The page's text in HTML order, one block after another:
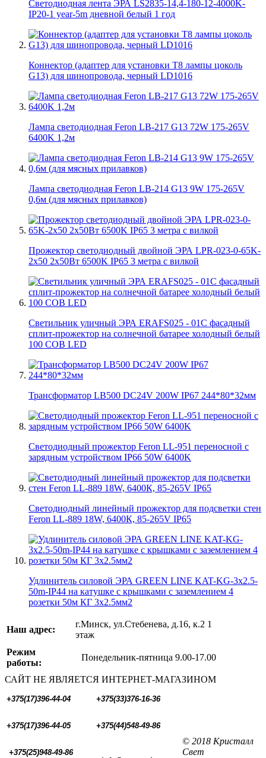
Светодиодная лента ЭРА LS2835-14,4-180-12-4000K-
IP20-1 year-5m дневной белый 1 год
Коннектор (адаптер для установки Т8 лампы цоколь
G13) для шинопровода, черный LD1016
Лампа светодиодная Feron LB-217 G13 72W 175-265V
6400K 1,2м
Лампа светодиодная Feron LB-214 G13 9W 175-265V
0,6м (для мясных прилавков)
Прожектор светодиодный двойной ЭРА LPR-023-0-65K-
2х50 2х50Вт 6500K IP65 3 метра с вилкой
Светильник уличный ЭРА ERAFS025 - 01C фасадный
сплит-прожектор на солнечной батарее холодный белый
100 COB LED
Трансформатор LB500 DC24V 200W IP67 244*80*32мм
Светодиодный прожектор Feron LL-951 переносной с
зарядным устройством IP66 50W 6400K
Светодиодный линейный прожектор для подсветки стен
Feron LL-889 18W, 6400К, 85-265V IP65
Удлинитель силовой ЭРА GREEN LINE KAT-KG-3x2.5-
50m-IP44 на катушке c крышками с заземлением 4
розетки 50м КГ 3x2.5мм2
Наш адрес:
г.Минск, ул.Стебенева, д.16, к.2 1
этаж
Режим
работы:
Понедельник-пятница 9.00-17.00
САЙТ НЕ ЯВЛЯЕТСЯ ИНТЕРНЕТ-МАГАЗИНОМ
+375(17)396-44-04 +375(33)376-16-36
+375(17)396-44-05 +375(44)548-49-86
+375(25)948-49-86
© 2018 Кристалл
Свет